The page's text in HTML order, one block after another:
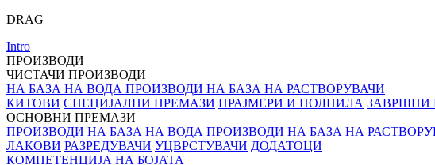
DRAG
Intro
ПРОИЗВОДИ
ЧИСТАЧИ ПРОИЗВОДИ
НА БАЗА НА ВОДА ПРОИЗВОДИ НА БАЗА НА РАСТВОРУВАЧИ
КИТОВИ СПЕЦИЈАЛНИ ПРЕМАЗИ ПРАЈМЕРИ И ПОЛНИЛА ЗАВРШНИ
ОСНОВНИ ПРЕМАЗИ
ПРОИЗВОДИ НА БАЗА НА ВОДА ПРОИЗВОДИ НА БАЗА НА
ЛАКОВИ РАЗРЕДУВАЧИ УЦВРСТУВАЧИ ДОДАТОЦИ
КОМПЕТЕНЦИЈА НА БОЈАТА